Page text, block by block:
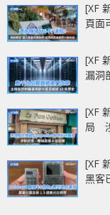
[XF
頁面
[XF
漏洞
[XF
局
[XF
黑客